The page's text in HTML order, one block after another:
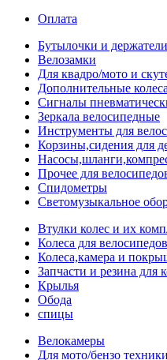
Оплата
Бутылочки и держатели
Велозамки
Для квадро/мото и
Дополнительные
Сигналы
Зеркала велосипедные
Инструменты для
Корзины,сидения для
Прочее для
Спидометры
Светомузыкальное
Втулки колес и их
Колеса для
Колеса,камера и
Запчасти и резина для
Крылья
Обода
спицы
Велокамеры
Для мото/бензо техники